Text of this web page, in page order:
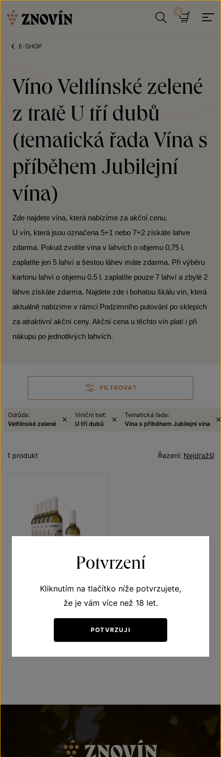
E-SHOP
Víno Veltlínské zelené
z tratě U tří dubů
(tematická řada Vína s
příběhem Jubilejní
vína)
Zde najdete vína, která nabízíme za akční cenu.
U vín, která jsou označena 5+1 nebo 7+2 získáte lahve
zdarma. Pokud zvolíte vína v lahvích o objemu 0,75 l,
zaplatíte jen 5 lahví a šestou láhev máte zdarma. Při výběru
kartonu lahví o objemu 0,5 l, zaplatíte pouze 7 lahví a zbylé 2
láhve získáte zdarma. Najdete zde i bohatou škálu vín, která
aktuálně nabízíme v rámci Podzimního putování po sklepích
za atraktivní akční ceny. Akční cena u těchto vín platí i při
nákupu po jednotlivých lahvích.
FILTROVAT
Odrůda:
Veltlínské zelené
Viniční trať:
U tří dubů
Tematická řada:
Vína s příběhem Jubilejní vína
Nejdražší
Řazení:
1 produkt
Veltlínské zelené 5+1
Vína s příběhem Jubilejní vína
Šarže 1321
Potvrzení
Kliknutím na tlačítko níže potvrzujete,
že je vám více než 18 let.
POTVRZUJI